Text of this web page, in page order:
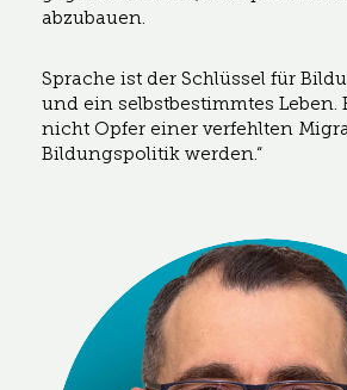
abzubauen.
Sprache ist der Schlüssel für
und ein selbstbestimmtes Leben.
nicht Opfer einer verfehlten
Bildungspolitik werden.“